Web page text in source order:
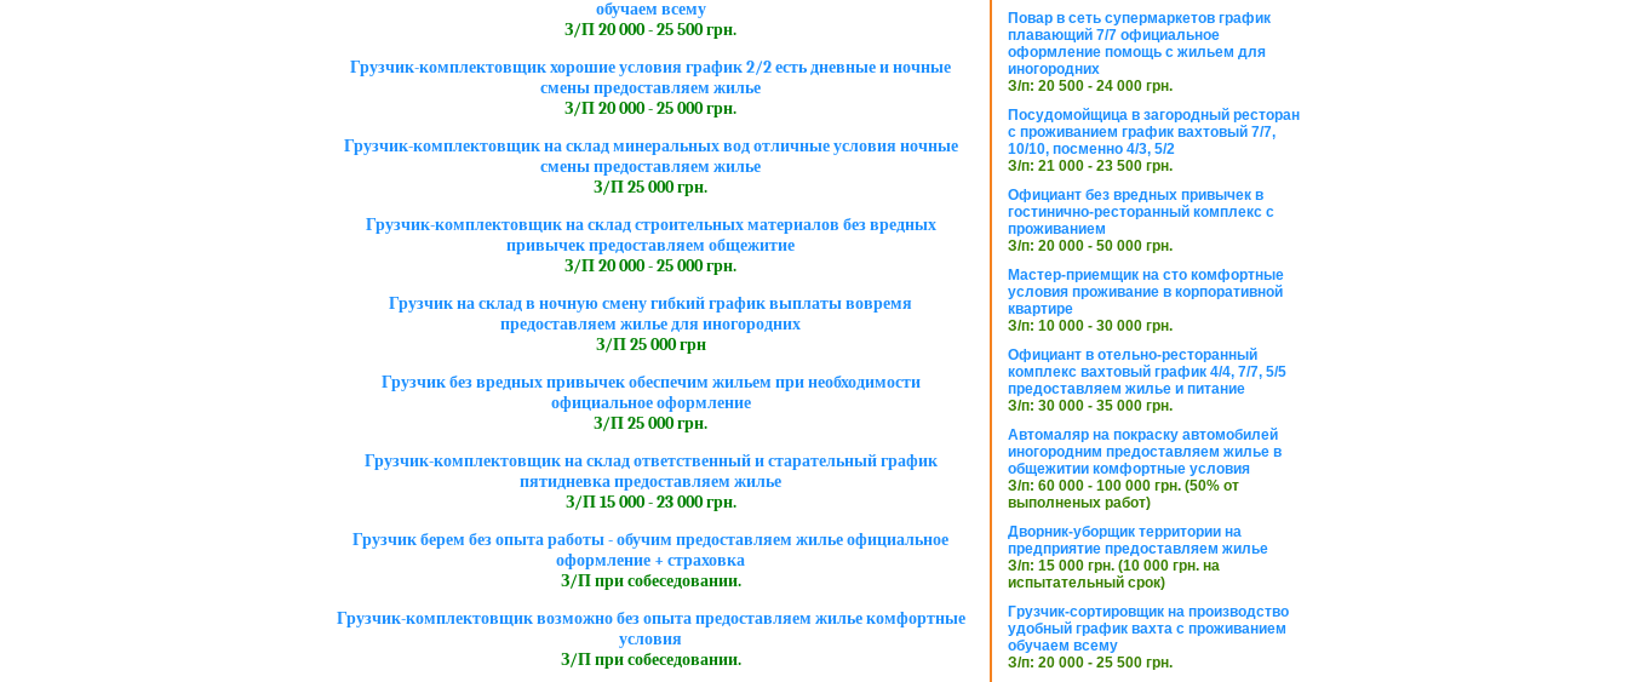
обучаем всему
З/П 20 000 - 25 500 грн.
Грузчик-комплектовщик хорошие условия график 2/2 есть дневные и ночные
смены предоставляем жилье
З/П 20 000 - 25 000 грн.
Грузчик-комплектовщик на склад минеральных вод отличные условия ночные
смены предоставляем жилье
З/П 25 000 грн.
Грузчик-комплектовщик на склад строительных материалов без вредных
привычек предоставляем общежитие
З/П 20 000 - 25 000 грн.
Грузчик на склад в ночную смену гибкий график выплаты вовремя
предоставляем жилье для иногородних
З/П 25 000 грн
Грузчик без вредных привычек обеспечим жильем при необходимости
официальное оформление
З/П 25 000 грн.
Грузчик-комплектовщик на склад ответственный и старательный график
пятидневка предоставляем жилье
З/П 15 000 - 23 000 грн.
Грузчик берем без опыта работы - обучим предоставляем жилье официальное
оформление + страховка
З/П при собеседовании.
Грузчик-комплектовщик возможно без опыта предоставляем жилье комфортные
условия
З/П при собеседовании.
Повар в сеть супермаркетов график
плавающий 7/7 официальное
оформление помощь с жильем для
иногородних
З/п: 20 500 - 24 000 грн.
Посудомойщица в загородный ресторан
с проживанием график вахтовый 7/7,
10/10, посменно 4/3, 5/2
З/п: 21 000 - 23 500 грн.
Официант без вредных привычек в
гостинично-ресторанный комплекс с
проживанием
З/п: 20 000 - 50 000 грн.
Мастер-приемщик на сто комфортные
условия проживание в корпоративной
квартире
З/п: 10 000 - 30 000 грн.
Официант в отельно-ресторанный
комплекс вахтовый график 4/4, 7/7, 5/5
предоставляем жилье и питание
З/п: 30 000 - 35 000 грн.
Автомаляр на покраску автомобилей
иногородним предоставляем жилье в
общежитии комфортные условия
З/п: 60 000 - 100 000 грн. (50% от
выполненых работ)
Дворник-уборщик территории на
предприятие предоставляем жилье
З/п: 15 000 грн. (10 000 грн. на
испытательный срок)
Грузчик-сортировщик на производство
удобный график вахта с проживанием
обучаем всему
З/п: 20 000 - 25 500 грн.